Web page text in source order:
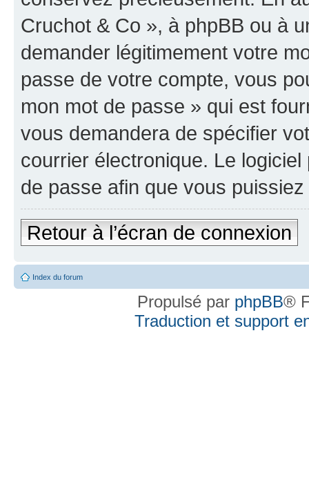
Cruchot & Co », à phpBB ou à
demander légitimement votre
passe de votre compte, vous
mon mot de passe » qui est
vous demandera de spécifier
courrier électronique. Le
de passe afin que vous
Retour à l’écran de connexion
Index du forum
Propulsé par phpBB®
Traduction et support